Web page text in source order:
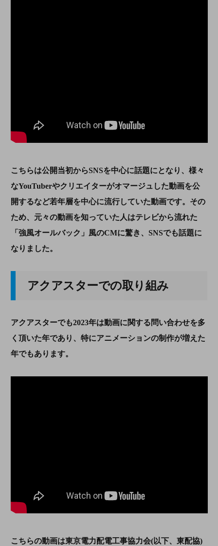
こちらは公開当初からSNSを中心に話題にとなり、様々
なYouTuberやクリエイターがオマージュした動画を公
開するなど若年層を中心に流行していた動画です。その
ため、元々の動画を知っていた人はテレビから流れた
「強風オールバック」風のCMに驚き、 SNSでも話題に
なりました。
アクアスターでの取り組み
アクアスターでも2023年は動画に関する問い合わせを多
く頂いた年であり、特にアニメーションの制作が増えた
年でもあります。
こちらの動画は東京電力配電工事協力会(以下、東配協)